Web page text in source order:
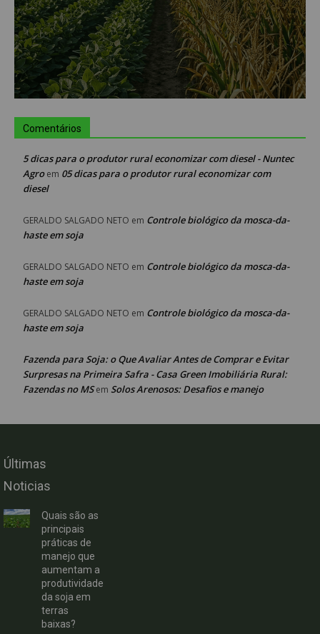
Comentários
5 dicas para o produtor rural economizar com diesel - Nuntec
Agroem 05 dicas para o produtor rural economizar com
diesel
GERALDO SALGADO NETO em Controle biológico da mosca-da-
haste em soja
GERALDO SALGADO NETO em Controle biológico da mosca-da-
haste em soja
GERALDO SALGADO NETO em Controle biológico da mosca-da-
haste em soja
Fazenda para Soja: o Que Avaliar Antes de Comprar e Evitar
Surpresas na Primeira Safra - Casa Green Imobiliária Rural:
Fazendas no MSem Solos Arenosos: Desafios e manejo
Últimas
Noticias
Quais são as
principais
práticas de
manejo que
aumentam a
produtividade
da soja em
terras
baixas?